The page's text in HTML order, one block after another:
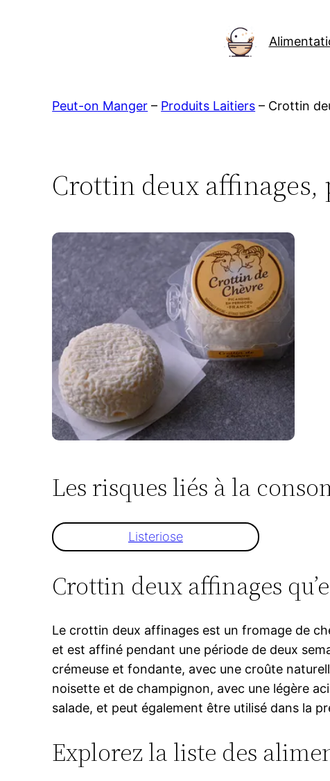
Peut-on Manger – Produits Laitiers – Crottin
Crottin deux affinages,
Les risques liés à la
Listeriose
Crottin deux affinages
Le crottin deux affinages est un fromage de
et est affiné pendant une période de deux
crémeuse et fondante, avec une croûte
noisette et de champignon, avec une légère
salade, et peut également être utilisé dans la
Explorez la liste des